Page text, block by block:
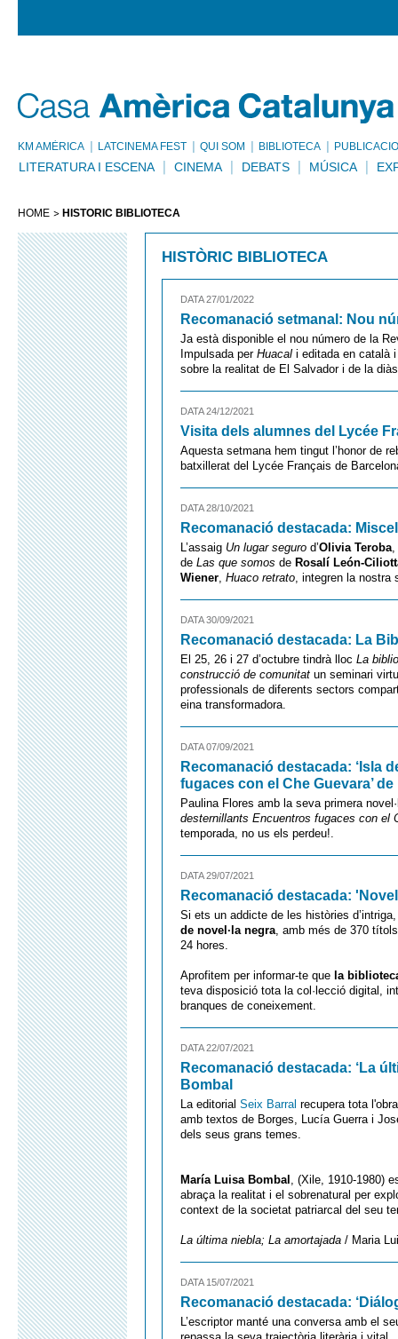
KM AMÈRICA LATCINEMA FEST QUI SOM BIBLIOTECA
LITERATURA I ESCENA CINEMA DEBATS MÚSICA
HOME HISTÒRIC BIBLIOTECA
HISTÒRIC BIBLIOTECA
DATA 27/01/2022
Recomanació setmanal: Nou
Ja està disponible el nou número de la
Impulsada per Huacal i editada en català
sobre la realitat de El Salvador i de la
DATA 24/12/2021
Visita dels alumnes del Lycée
Aquesta setmana hem tingut l’honor de
batxillerat del Lycée Français de
DATA 28/10/2021
Recomanació destacada:
L’assaig Un lugar seguro d’Olivia Teroba,
de Las que somos de Rosalí León-
Wiener, Huaco retrato, integren la nostra
DATA 30/09/2021
Recomanació destacada: La
El 25, 26 i 27 d’octubre tindrà lloc La
construcció de comunitat un seminari
professionals de diferents sectors
eina transformadora.
DATA 07/09/2021
Recomanació destacada: ‘Isla
fugaces con el Che Guevara’
Paulina Flores amb la seva primera
desternillants Encuentros fugaces con el
temporada, no us els perdeu!.
DATA 29/07/2021
Recomanació destacada:
Si ets un addicte de les històries
de novel·la negra, amb més de 370
24 hores.
Aprofitem per informar-te que la
teva disposició tota la col·lecció digital,
branques de coneixement.
DATA 22/07/2021
Recomanació destacada: ‘La
Bombal
La editorial Seix Barral recupera tota
amb textos de Borges, Lucía Guerra i
dels seus grans temes.
María Luisa Bombal , (Xile, 1910-1980)
abraça la realitat i el sobrenatural per
context de la societat patriarcal del seu
La última niebla; La amortajada / Maria
DATA 15/07/2021
Recomanació destacada:
L’escriptor manté una conversa amb el